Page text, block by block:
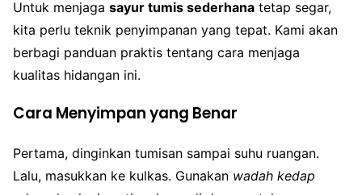
Untuk menjaga sayur tumis sederhana tetap segar,
kita perlu teknik penyimpanan yang tepat. Kami akan
berbagi panduan praktis tentang cara menjaga
kualitas hidangan ini.
Cara Menyimpan yang Benar
Pertama, dinginkan tumisan sampai suhu ruangan.
Lalu, masukkan ke kulkas. Gunakan wadah kedap